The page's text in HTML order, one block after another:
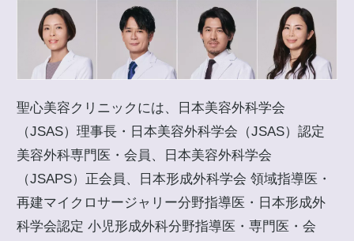
聖心美容クリニックには、日本美容外科学会
（JSAS）理事長・日本美容外科学会（JSAS）認定
美容外科専門医・会員、日本美容外科学会
（JSAPS）正会員、日本形成外科学会 領域指導医・
再建マイクロサージャリー分野指導医・日本形成外
科学会認定 小児形成外科分野指導医・専門医・会